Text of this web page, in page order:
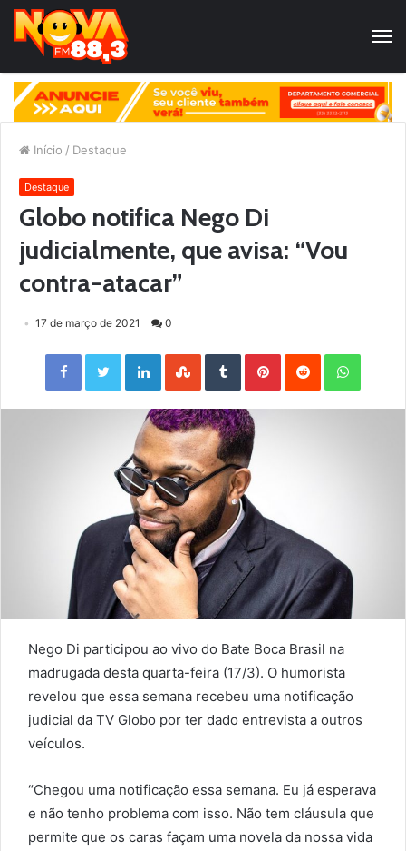
Início / Destaque
Destaque
Globo notifica Nego Di
judicialmente, que avisa: “Vou
contra-atacar”
17 de março de 2021 0
Facebook Twitter LinkedIn StumbleUpon Tumblr Pinterest Reddit
Nego Di participou ao vivo do Bate Boca Brasil na
madrugada desta quarta-feira (17/3). O humorista
revelou que essa semana recebeu uma notificação
judicial da TV Globo por ter dado entrevista a outros
veículos.
“Chegou uma notificação essa semana. Eu já esperava
e não tenho problema com isso. Não tem cláusula que
permite que os caras façam uma novela da nossa vida